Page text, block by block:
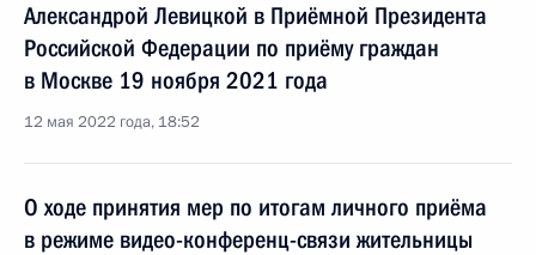
Александрой Левицкой в Приёмной Президента
Российской Федерации по приёму граждан
в Москве 19 ноября 2021 года
12 мая 2022 года, 18:52
О ходе принятия мер по итогам личного приёма
в режиме видео-конференц-связи жительницы